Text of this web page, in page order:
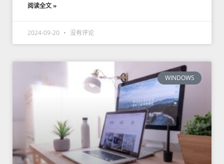
阅读全文 »
2024-09-20 没有评论
WINDOWS